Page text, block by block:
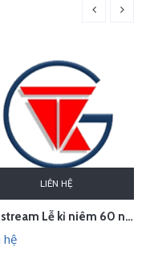
LIÊN HỆ
Livestream Lễ kỉ niêm 60 năm thành lập TEDI
hệ